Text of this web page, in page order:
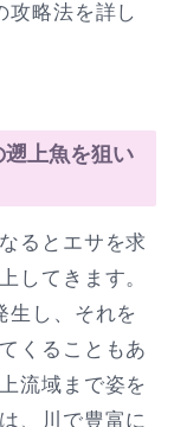
攻略法を詳し
上魚を狙い
るとエサを求
してきます。
生し、それを
くることもあ
流域まで姿を
、川で豊富に